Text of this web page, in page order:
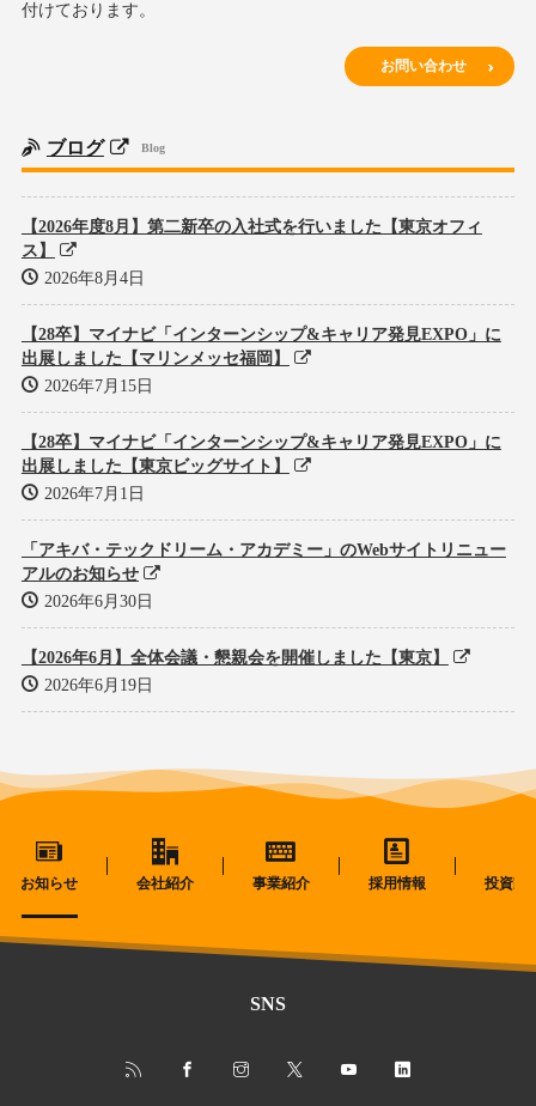
付けております。
お問い合わせ
ブログ Blog
【2026年度8月】第二新卒の入社式を行いました【東京オフィ
ス】
2026年8月4日
【28卒】マイナビ「インターンシップ&キャリア発見EXPO」に
出展しました【マリンメッセ福岡】
2026年7月15日
【28卒】マイナビ「インターンシップ&キャリア発見EXPO」に
出展しました【東京ビッグサイト】
2026年7月1日
「アキバ・テックドリーム・アカデミー」のWebサイトリニュー
アルのお知らせ
2026年6月30日
【2026年6月】全体会議・懇親会を開催しました【東京】
2026年6月19日
お知らせ 会社紹介 事業紹介 採用情報 投資家
SNS